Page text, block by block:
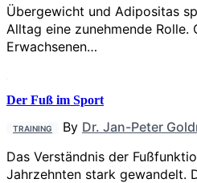
Übergewicht und Adipositas
Alltag eine zunehmende Rolle.
Erwachsenen…
Der Fuß im Sport
TRAINING By Dr. Jan-Peter
Das Verständnis der
Jahrzehnten stark gewandelt.